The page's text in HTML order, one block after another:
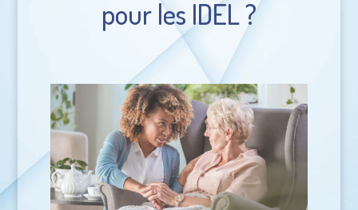
pour les IDEL ?